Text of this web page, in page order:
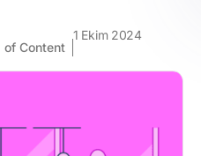
of Content
1 Ekim 2024